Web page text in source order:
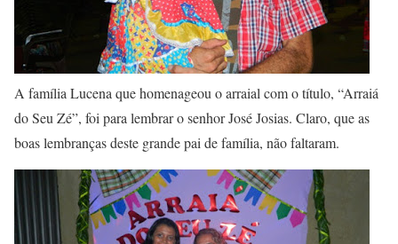
A família Lucena que homenageou o arraial com o título, “Arraiá
do Seu Zé”, foi para lembrar o senhor José Josias. Claro, que as
boas lembranças deste grande pai de família, não faltaram.